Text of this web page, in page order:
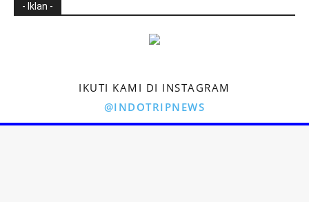
- Iklan -
IKUTI KAMI DI INSTAGRAM
@INDOTRIPNEWS